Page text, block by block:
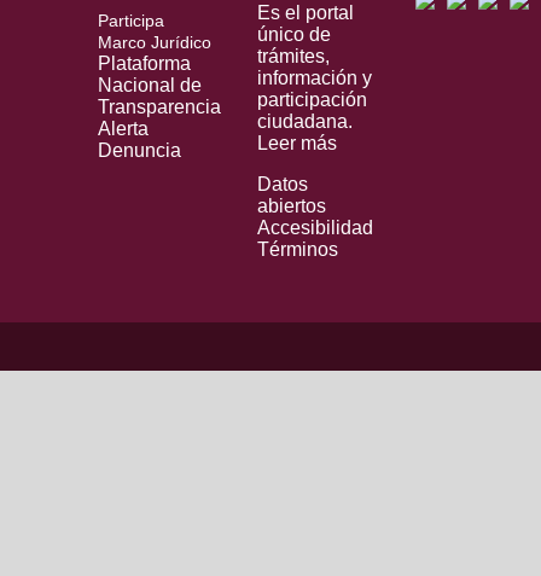
Participa
Marco Jurídico
Plataforma
Nacional de
Transparencia
Alerta
Denuncia
Es el portal
único de
trámites,
información y
participación
ciudadana.
Leer más
Datos
abiertos
Accesibilidad
Términos